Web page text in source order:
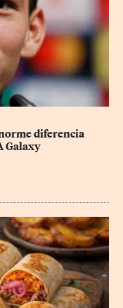
diferencia
Galaxy